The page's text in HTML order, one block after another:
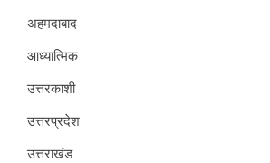
अहमदाबाद
आध्यात्मिक
उत्तरकाशी
उत्तरप्रदेश
उत्तराखंड